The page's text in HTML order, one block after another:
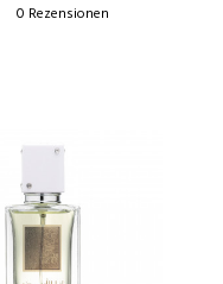
0 Rezensionen